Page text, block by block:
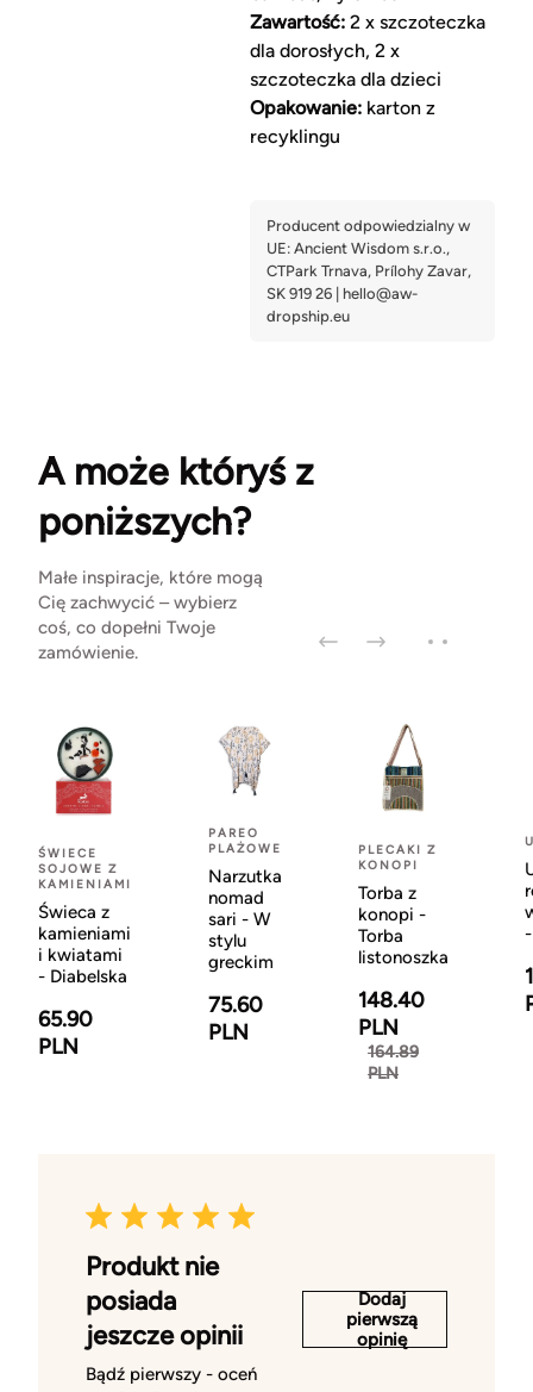
Zawartość:2 x szczoteczka
dla dorosłych, 2 x
szczoteczka dla dzieci
Opakowanie:karton z
recyklingu
A może któryś z
poniższych?
Małe inspiracje, które mogą
Cię zachwycić – wybierz
coś, co dopełni Twoje
zamówienie.
ŚWIECE
SOJOWE Z
KAMIENIAMI
Świeca z
kamieniami
i kwiatami
- Diabelska
65.90
PLN
PAREO
PLAŻOWE
Narzutka
nomad
sari - W
stylu
greckim
75.60
PLN
PLECAKI Z
KONOPI
Torba z
konopi -
Torba
listonoszka
148.40
PLN
164.89
PLN
Produkt nie
posiada
jeszcze opinii
Bądź pierwszy - oceń
Dodaj
pierwszą
opinię